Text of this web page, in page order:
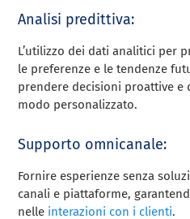
Analisi predittiva:
L’utilizzo dei dati analitici per
le preferenze e le tendenze
prendere decisioni proattive e
modo personalizzato.
Supporto omnicanale:
Fornire esperienze senza
canali e piattaforme,
nelle interazioni con i clienti.